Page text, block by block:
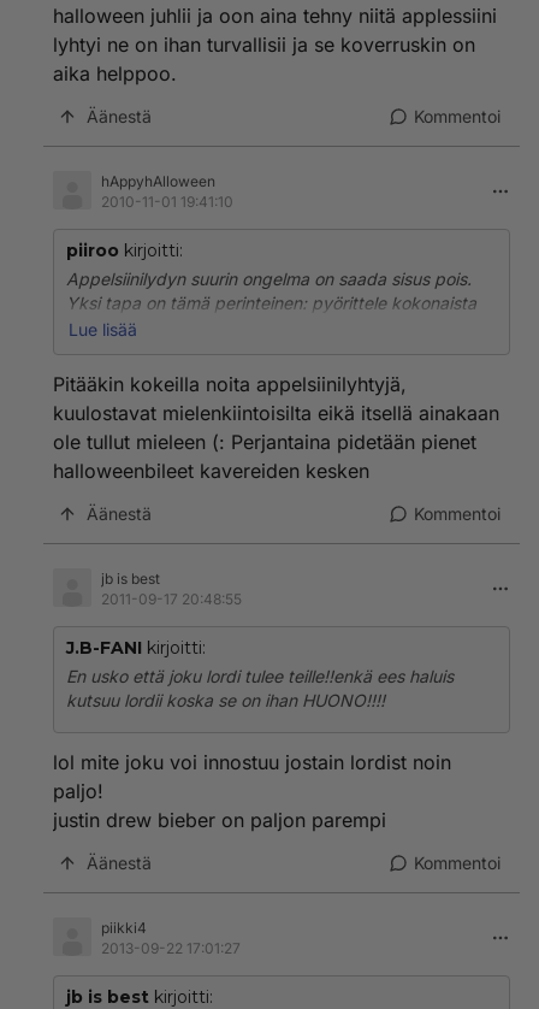
halloween juhlii ja oon aina tehny niitä applessiini
lyhtyi ne on ihan turvallisii ja se koverruskin on
aika helppoo.
Äänestä Kommentoi
hAppyhAlloween
2010-11-01 19:41:10
piiroo kirjoitti:
Appelsiinilydyn suurin ongelma on saada sisus pois.
Yksi tapa on tämä perinteinen: pyörittele kokonaista
appelsiiniä kätesi alla pöytää vasten (samalla lailla kun
sisuksesa.
Leikkaa kanta pois ja sitä kautta kaavi sisus pois esim.
lusikalla tai jäätelökauhalla.
kokeillut. Ja appelsiinin sekä meloonin hyvänä puolena
on se, että sisuksista voit keksiä jotain tarjottavaa
Lue lisää
Pitääkin kokeilla noita appelsiinilyhtyjä,
kuulostavat mielenkiintoisilta eikä itsellä ainakaan
ole tullut mieleen (: Perjantaina pidetään pienet
halloweenbileet kavereiden kesken
Äänestä Kommentoi
jb is best
2011-09-17 20:48:55
J.B-FANI kirjoitti:
En usko että joku lordi tulee teille!!enkä ees haluis
kutsuu lordii koska se on ihan HUONO!!!!
lol mite joku voi innostuu jostain lordist noin
paljo!
justin drew bieber on paljon parempi
Äänestä Kommentoi
piikki4
2013-09-22 17:01:27
jb is best kirjoitti: